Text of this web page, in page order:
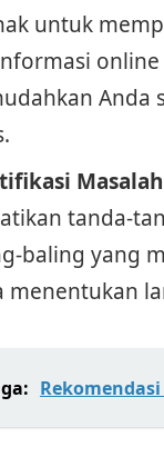
untuk
Anda
tanda-
baling yang
menentukan